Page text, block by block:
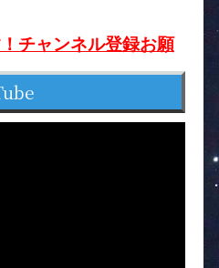
チャンネル登録お願